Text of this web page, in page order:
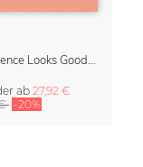
ab 27,92 €
-20%